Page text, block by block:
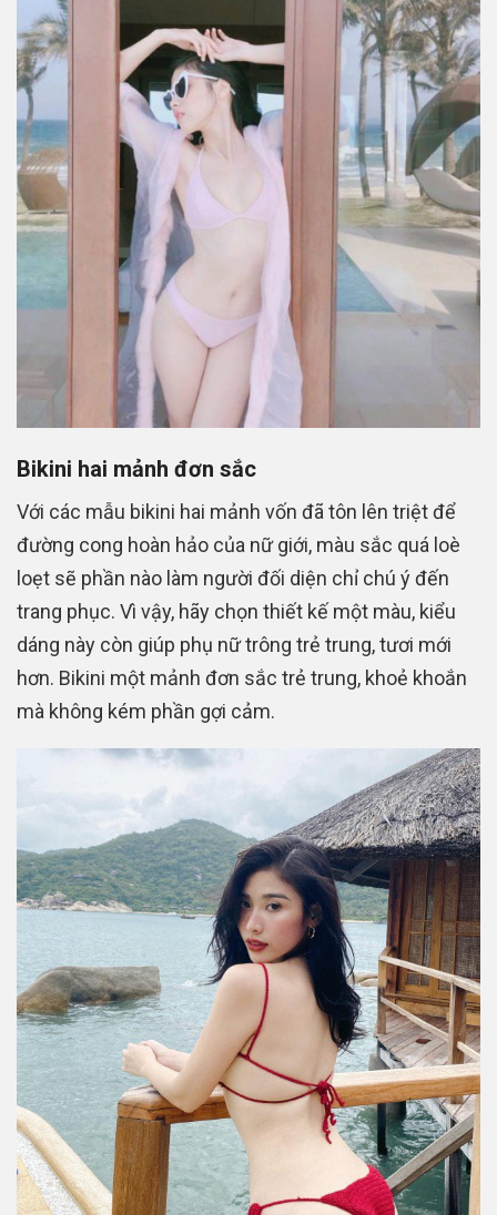
Bikini hai mảnh đơn sắc
Với các mẫu bikini hai mảnh vốn đã tôn lên triệt để
đường cong hoàn hảo của nữ giới, màu sắc quá loè
loẹt sẽ phần nào làm người đối diện chỉ chú ý đến
trang phục. Vì vậy, hãy chọn thiết kế một màu, kiểu
dáng này còn giúp phụ nữ trông trẻ trung, tươi mới
hơn. Bikini một mảnh đơn sắc trẻ trung, khoẻ khoắn
mà không kém phần gợi cảm.